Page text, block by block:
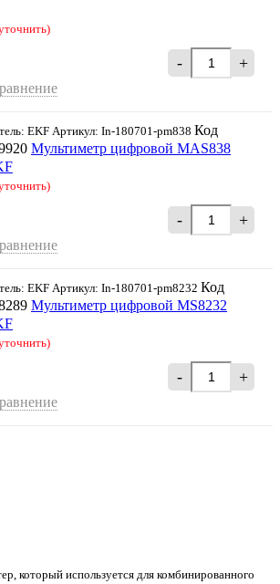
- +
EKF Артикул: In-180701-pm838 Код
Мультиметр цифровой MAS838
- +
EKF Артикул: In-180701-pm8232 Код
Мультиметр цифровой MS8232
- +
который используется для комбинированного